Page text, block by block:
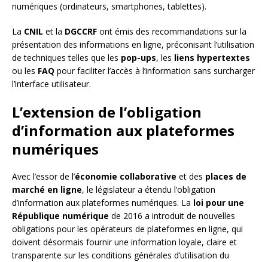
numériques (ordinateurs, smartphones, tablettes).
La CNIL et la DGCCRF ont émis des recommandations sur la
présentation des informations en ligne, préconisant l’utilisation
de techniques telles que les pop-ups, les liens hypertextes
ou les FAQ pour faciliter l’accès à l’information sans surcharger
l’interface utilisateur.
L’extension de l’obligation
d’information aux plateformes
numériques
Avec l’essor de l’économie collaborative et des places de
marché en ligne, le législateur a étendu l’obligation
d’information aux plateformes numériques. La loi pour une
République numérique de 2016 a introduit de nouvelles
obligations pour les opérateurs de plateformes en ligne, qui
doivent désormais fournir une information loyale, claire et
transparente sur les conditions générales d’utilisation du